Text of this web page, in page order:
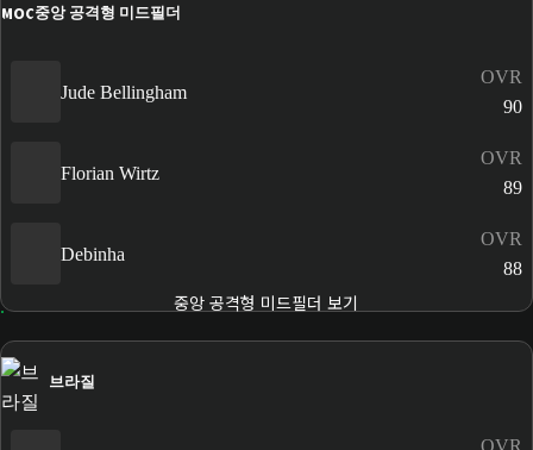
MOC중앙 공격형 미드필더
Jude Bellingham
OVR
90
Florian Wirtz
OVR
89
Debinha
OVR
88
중앙 공격형 미드필더 보기
브라질
OVR